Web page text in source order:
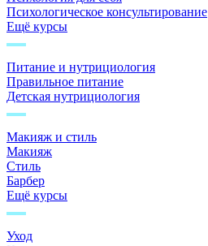
Психологическое консультирование
Ещё курсы
Питание и нутрициология
Правильное питание
Детская нутрициология
Макияж и стиль
Макияж
Стиль
Барбер
Ещё курсы
Уход